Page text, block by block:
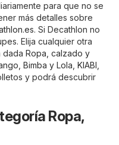
para que no se
más detalles sobre
. Si Decathlon no
Elija cualquier otra
dada Ropa, calzado y
Bimba y Lola KIABI
y podrá descubrir
Ropa,